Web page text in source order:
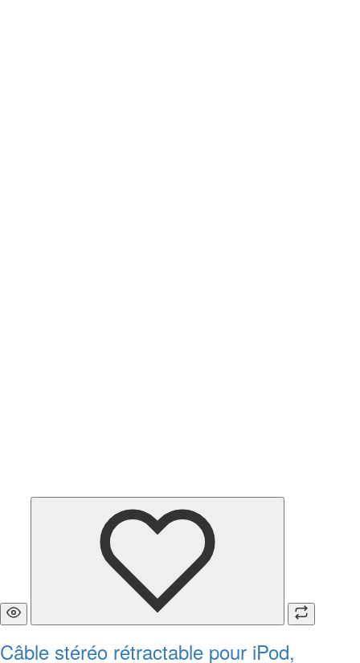
Câble stéréo rétractable pour iPod,